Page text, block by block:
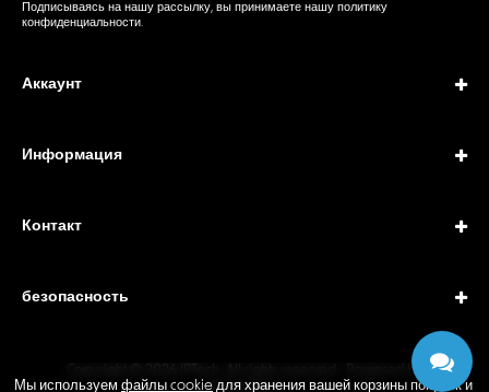
Мы используем файлы cookie для хранения вашей корзины покупок и
Подписываясь на нашу рассылку, вы принимаете нашу политику
конфиденциальности.
Аккаунт
Информация
Контакт
безопасность
Copyright © 2026 IPTech. All rights reserved · Powered by